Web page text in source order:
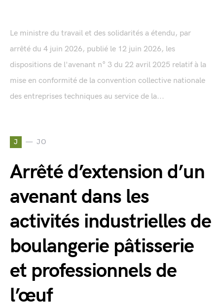
Le ministre du travail et des solidarités a étendu, par
arrêté du 4 juin 2026, publié le 12 juin 2026, les
dispositions de l'avenant n° 3 du 22 avril 2025 relatif à la
mise en conformité de la convention collective nationale
des entreprises techniques au service de la...
J JO
Arrêté d’extension d’un
avenant dans les
activités industrielles de
boulangerie pâtisserie
et professionnels de
l’œuf